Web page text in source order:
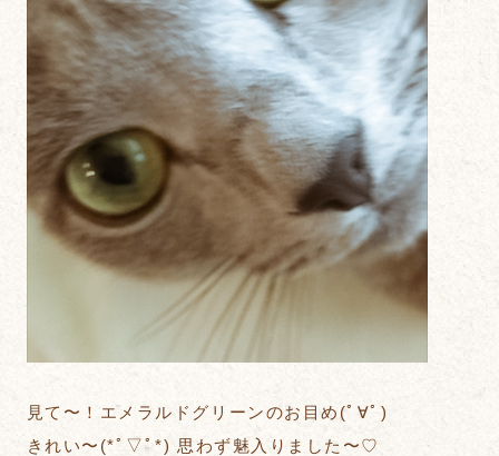
見て〜！エメラルドグリーンのお目め(ﾟ∀ﾟ)
きれい〜(*ﾟ▽ﾟ*) 思わず魅入りました〜♡